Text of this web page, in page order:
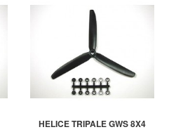
HELICE TRIPALE GWS 8X4